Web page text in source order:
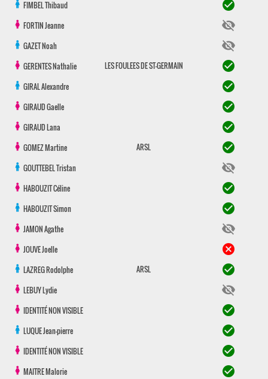
FIMBELThibaud check_circle
FORTINJeanne visibility_off
GAZETNoah visibility_off
GERENTESNathalie LES FOULEES DE ST-GERMAIN check_circle
GIRALAlexandre check_circle
GIRAUDGaelle check_circle
GIRAUDLana check_circle
GOMEZMartine ARSL check_circle
GOUTTEBELTristan visibility_off
HABOUZITCéline check_circle
HABOUZITSimon check_circle
JAMONAgathe visibility_off
JOUVEJoelle cancel
LAZREGRodolphe ARSL check_circle
LEBUYLydie visibility_off
IDENTITÉ NON VISIBLE check_circle
LUQUEJean-pierre check_circle
IDENTITÉ NON VISIBLE check_circle
MAITREMalorie check_circle